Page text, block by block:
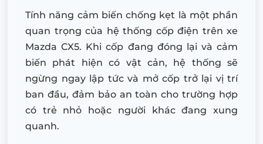
Tính năng cảm biến chống kẹt là một phần
quan trọng của hệ thống cốp điện trên xe
Mazda CX5. Khi cốp đang đóng lại và cảm
biến phát hiện có vật cản, hệ thống sẽ
ngừng ngay lập tức và mở cốp trở lại vị trí
ban đầu, đảm bảo an toàn cho trường hợp
có trẻ nhỏ hoặc người khác đang xung
quanh.